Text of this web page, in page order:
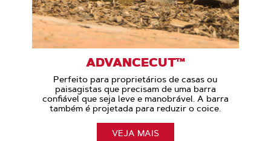
ADVANCECUT™
Perfeito para proprietários de casas ou
paisagistas que precisam de uma barra
confiável que seja leve e manobrável. A barra
também é projetada para reduzir o coice.
VEJA MAIS